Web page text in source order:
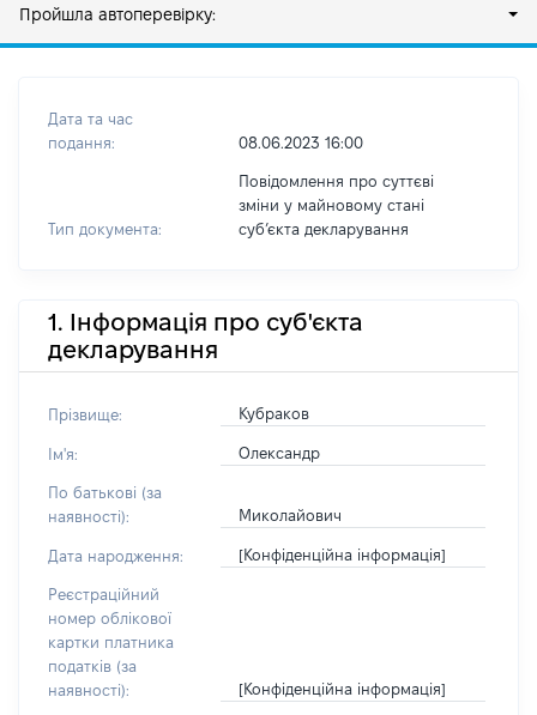
Пройшла автоперевірку:
Дата та час
подання:
08.06.2023 16:00
Тип документа:
Повідомлення про суттєві
зміни у майновому стані
субʼєкта декларування
1. Інформація про суб'єкта
декларування
Прізвище: Кубраков
Ім'я: Олександр
По батькові (за
наявності):
Миколайович
Дата народження: [Конфіденційна інформація]
Реєстраційний
номер облікової
картки платника
податків (за
наявності):
[Конфіденційна інформація]